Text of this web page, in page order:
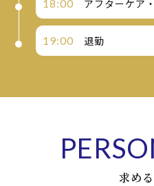
18:00 アフターケア
19:00 退勤
求め